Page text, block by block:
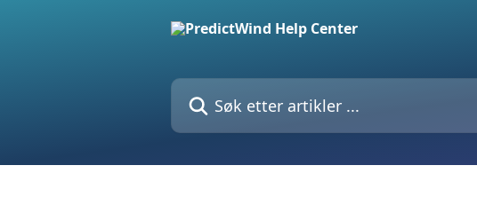
Søk etter artikler ...